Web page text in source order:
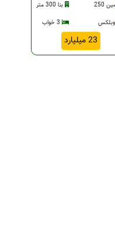
زمین 250
بنا 300 متر
23 میلیارد